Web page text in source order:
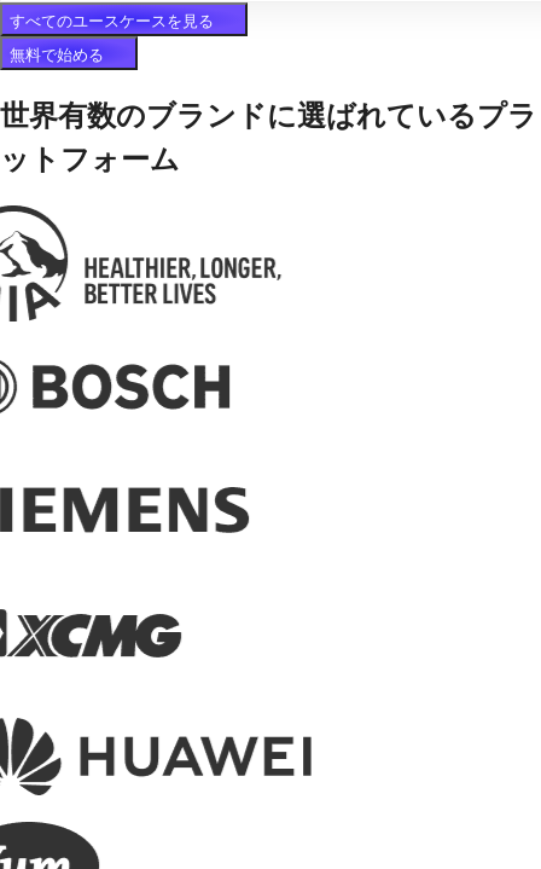
すべてのユースケースを見る
無料で始める
世界有数のブランドに選ばれているプラ
ットフォーム